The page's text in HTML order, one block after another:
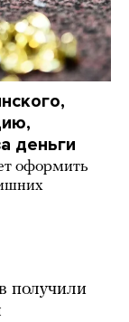
деньги
оформить
получили